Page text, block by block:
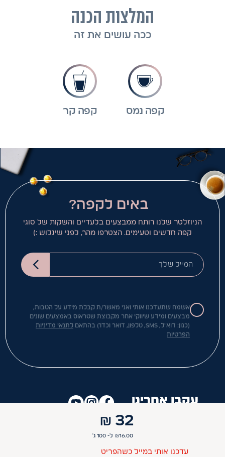
32
₪
16.00
₪ ל- 100 ג'
עדכנו אותי במייל כשהפריט
המלצות הכנה
ככה עושים את זה
קפה נמס קפה קר
באים לקפה?
הניוזלטר שלנו רותח ממבצעים בלעדיים והשקות של סוגי
קפה חדשים וטעימים. הצטרפו מהר, לפני שיגלוש :)
המייל שלך
אשמח שתעדכנו אותי ואני מאשר/ת קבלת מידע על הטבות,
מבצעים ומידע שיווקי אחר מקבוצת שטראוס באמצעים שונים
(כגון: דוא"ל, SMS, טלפון, דואר וכדו') בהתאם
לתנאי מדיניות
הפרטיות
עקבו אחרינו